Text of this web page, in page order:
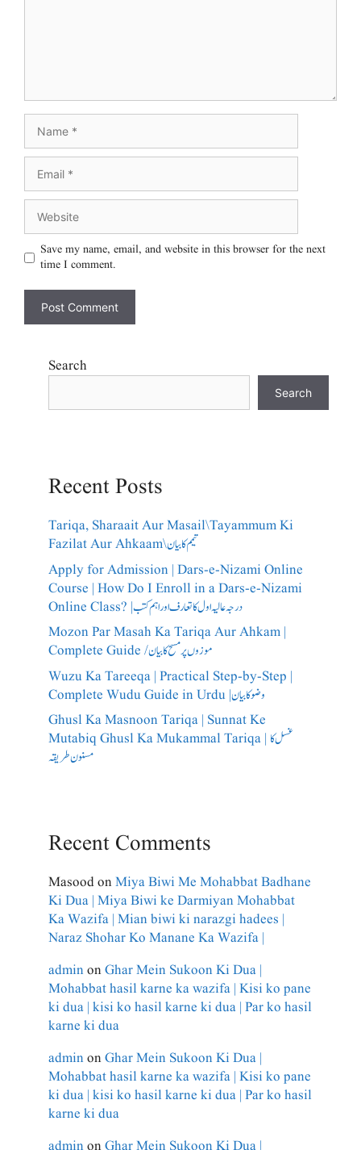
Save my name, email, and website in this browser for the next
time I comment.
Search
Search
Recent Posts
Tariqa, Sharaait Aur Masail\Tayammum Ki
Fazilat Aur Ahkaam\تیمم کا بیان
Apply for Admission | Dars-e-Nizami Online
Course | How Do I Enroll in a Dars-e-Nizami
Online Class? |درجہ عالیہ اول کا تعارف اور اہم کتب
Mozon Par Masah Ka Tariqa Aur Ahkam |
Complete Guide /​موزوں پر مسح کا بیان
Wuzu Ka Tareeqa | Practical Step-by-Step |
Complete Wudu Guide in Urdu |وضو کا بیان
Ghusl Ka Masnoon Tariqa | Sunnat Ke
Mutabiq Ghusl Ka Mukammal Tariqa | غسل کا
مسنون طریقہ
Recent Comments
MasoodonMiya Biwi Me Mohabbat Badhane
Ki Dua | Miya Biwi ke Darmiyan Mohabbat
Ka Wazifa | Mian biwi ki narazgi hadees |
Naraz Shohar Ko Manane Ka Wazifa |
adminonGhar Mein Sukoon Ki Dua |
Mohabbat hasil karne ka wazifa | Kisi ko pane
ki dua | kisi ko hasil karne ki dua | Par ko hasil
karne ki dua
adminonGhar Mein Sukoon Ki Dua |
Mohabbat hasil karne ka wazifa | Kisi ko pane
ki dua | kisi ko hasil karne ki dua | Par ko hasil
karne ki dua